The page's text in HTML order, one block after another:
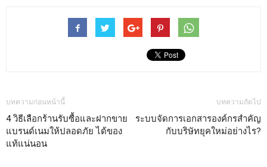
บทความก่อนหน้านี้
4 วิธีเลือกร้านรับซื้อและฝากขาย
แบรนด์เนมให้ปลอดภัย ได้ของ
แท้แน่นอน
บทความถัดไป
ระบบจัดการเอกสารองค์กรสำคัญ
กับบริษัทยุคใหม่อย่างไร?